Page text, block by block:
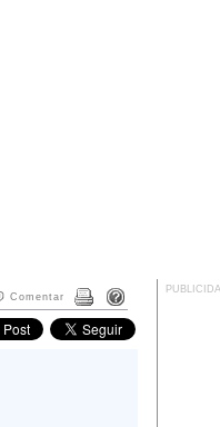
Comentar